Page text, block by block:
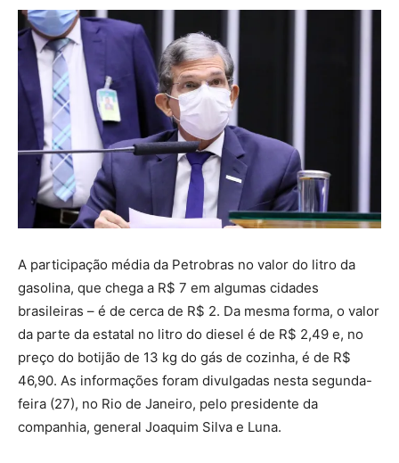
A participação média da Petrobras no valor do litro da
gasolina, que chega a R$ 7 em algumas cidades
brasileiras – é de cerca de R$ 2. Da mesma forma, o valor
da parte da estatal no litro do diesel é de R$ 2,49 e, no
preço do botijão de 13 kg do gás de cozinha, é de R$
46,90. As informações foram divulgadas nesta segunda-
feira (27), no Rio de Janeiro, pelo presidente da
companhia, general Joaquim Silva e Luna.